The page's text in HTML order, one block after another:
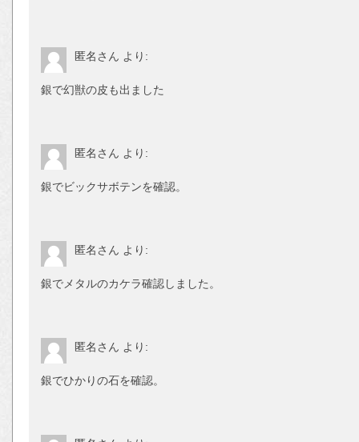
匿名さん より:
銀で幻獣の皮も出ました
匿名さん より:
銀でビックサボテンを確認。
匿名さん より:
銀でメタルのカケラ確認しました。
匿名さん より:
銀でひかりの石を確認。